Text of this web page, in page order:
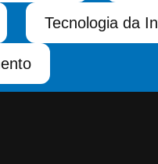
Tecnologia da